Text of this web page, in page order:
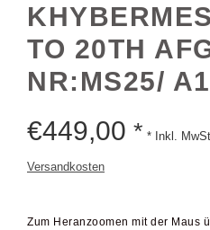
TO 20TH
NR:MS25/ A1
€449,00 * * Inkl.
Versandkosten
Zum Heranzoomen mit der Maus